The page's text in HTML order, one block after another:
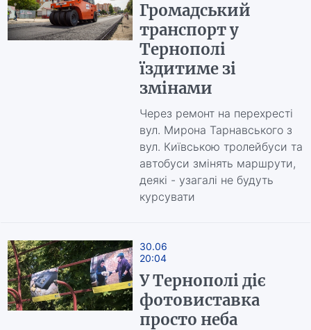
Громадський
транспорт у
Тернополі
їздитиме зі
змінами
Через ремонт на перехресті
вул. Мирона Тарнавського з
вул. Київською тролейбуси та
автобуси змінять маршрути,
деякі - узагалі не будуть
курсувати
30.06
20:04
У Тернополі діє
фотовиставка
просто неба